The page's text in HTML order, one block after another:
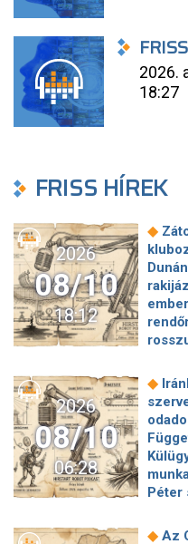
2026.
18:27
FRISS HÍREK
2026
08/10
18:12
◆
a
mint
az
2026
08/10
06:28
◆
Péter
◆ Az